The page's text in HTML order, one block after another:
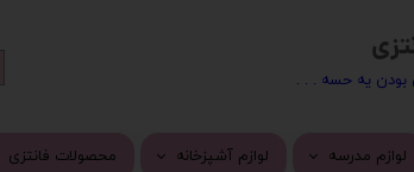
یه حسه . . .
لوازم مدرسه لوازم آشپزخانه محصولات فانتزی